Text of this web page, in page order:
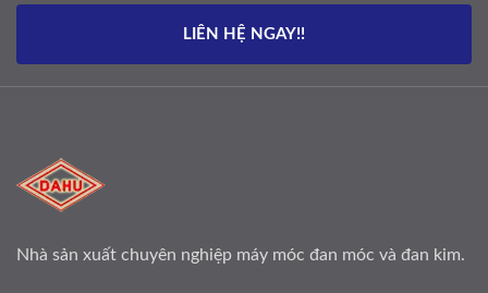
LIÊN HỆ NGAY!!
Nhà sản xuất chuyên nghiệp máy móc đan móc và đan kim.